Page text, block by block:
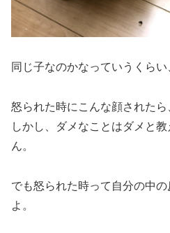
同じ子なのかなっていうくらい
怒られた時にこんな顔されたら
しかし、ダメなことはダメと
ん。
でも怒られた時って自分の中
よ。